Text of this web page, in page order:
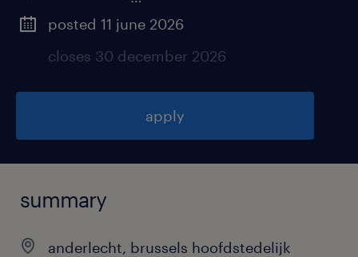
posted 11 june 2026
closes 30 december 2026
apply
summary
anderlecht, brussels hoofdstedelijk